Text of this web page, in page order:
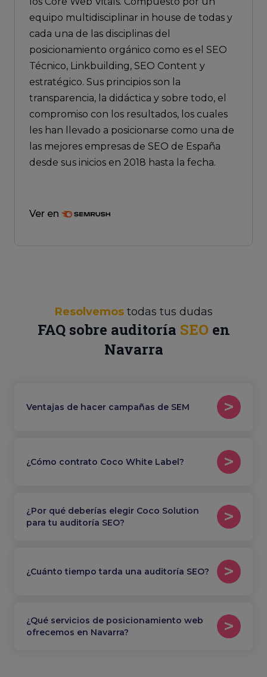
equipo multidisciplinar in house de todas y
cada una de las disciplinas del
posicionamiento orgánico como es el SEO
Técnico, Linkbuilding, SEO Content y
estratégico. Sus principios son la
transparencia, la didáctica y sobre todo, el
compromiso con los resultados, los cuales
les han llevado a posicionarse como una de
las mejores empresas de SEO de España
desde sus inicios en 2018 hasta la fecha.
Ver en
Resolvemostodas tus dudas
FAQ sobre auditoría SEOen
Navarra
Ventajas de hacer campañas de SEM
¿Cómo contrato Coco White Label?
¿Por qué deberías elegir Coco Solution
para tu auditoría SEO?
¿Cuánto tiempo tarda una auditoría SEO?
¿Qué servicios de posicionamiento web
ofrecemos en Navarra?